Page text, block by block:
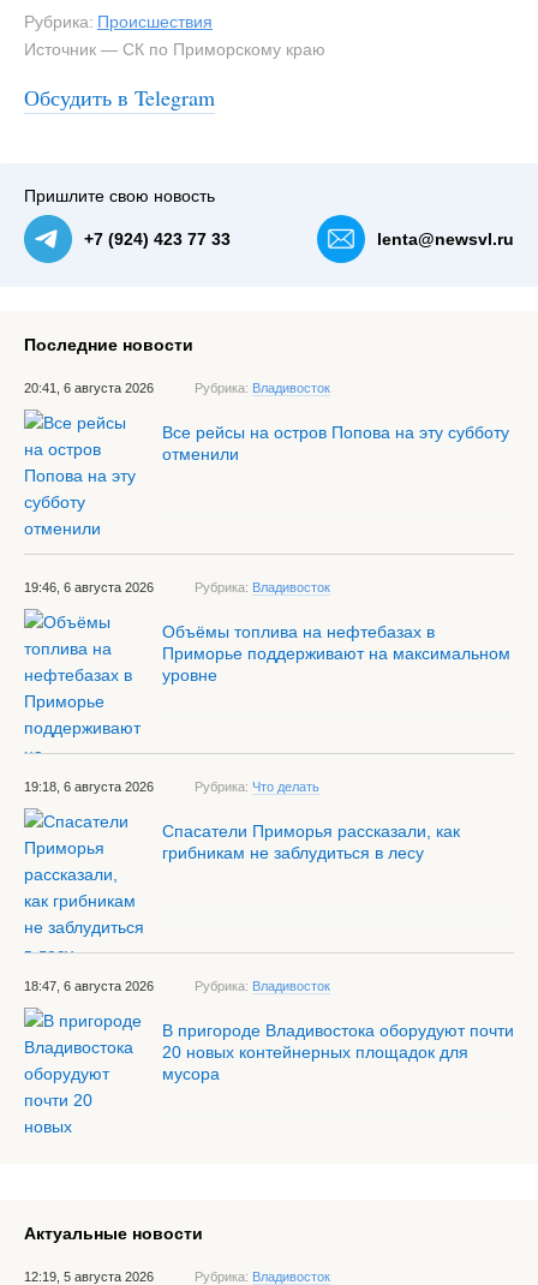
Рубрика: Происшествия
Источник — СК по Приморскому краю
Обсудить в Telegram
Пришлите свою новость
+7 (924) 423 77 33 lenta@newsvl.ru
Последние новости
20:41, 6 августа 2026 Рубрика: Владивосток
Все рейсы на остров Попова на эту субботу
отменили
19:46, 6 августа 2026 Рубрика: Владивосток
Объёмы топлива на нефтебазах в
Приморье поддерживают на максимальном
уровне
19:18, 6 августа 2026 Рубрика: Что делать
Спасатели Приморья рассказали, как
грибникам не заблудиться в лесу
18:47, 6 августа 2026 Рубрика: Владивосток
В пригороде Владивостока оборудуют почти
20 новых контейнерных площадок для
мусора
Актуальные новости
12:19, 5 августа 2026 Рубрика: Владивосток